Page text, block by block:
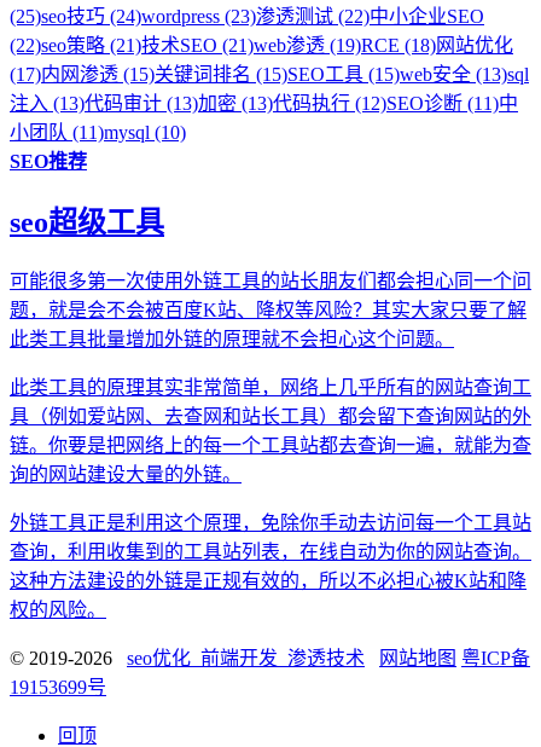
(25)seo技巧 (24)wordpress (23)渗透测试 (22)中小企业SEO
(22)seo策略 (21)技术SEO (21)web渗透 (19)RCE (18)网站优化
(17)内网渗透 (15)关键词排名 (15)SEO工具 (15)web安全 (13)sql
注入 (13)代码审计 (13)加密 (13)代码执行 (12)SEO诊断 (11)中
小团队 (11)mysql (10)
SEO推荐
seo超级工具
可能很多第一次使用外链工具的站长朋友们都会担心同一个问
题，就是会不会被百度K站、降权等风险？其实大家只要了解
此类工具批量增加外链的原理就不会担心这个问题。
此类工具的原理其实非常简单，网络上几乎所有的网站查询工
具（例如爱站网、去查网和站长工具）都会留下查询网站的外
链。你要是把网络上的每一个工具站都去查询一遍，就能为查
询的网站建设大量的外链。
外链工具正是利用这个原理，免除你手动去访问每一个工具站
查询，利用收集到的工具站列表，在线自动为你的网站查询。
这种方法建设的外链是正规有效的，所以不必担心被K站和降
权的风险。
© 2019-2026 seo优化_前端开发_渗透技术 网站地图 粤ICP备
19153699号
回顶